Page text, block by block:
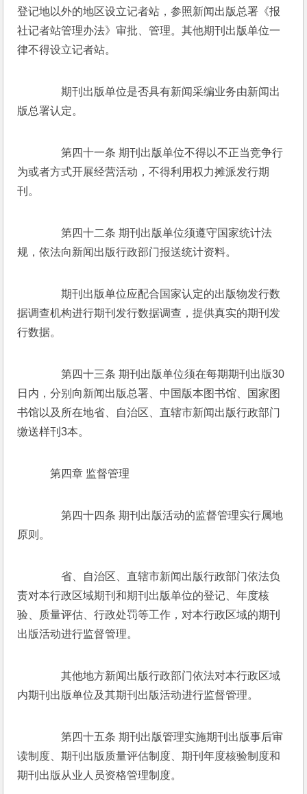
登记地以外的地区设立记者站，参照新闻出版总署《报
社记者站管理办法》审批、管理。其他期刊出版单位一
律不得设立记者站。
期刊出版单位是否具有新闻采编业务由新闻出
版总署认定。
第四十一条 期刊出版单位不得以不正当竞争行
为或者方式开展经营活动，不得利用权力摊派发行期
刊。
第四十二条 期刊出版单位须遵守国家统计法
规，依法向新闻出版行政部门报送统计资料。
期刊出版单位应配合国家认定的出版物发行数
据调查机构进行期刊发行数据调查，提供真实的期刊发
行数据。
第四十三条 期刊出版单位须在每期期刊出版30
日内，分别向新闻出版总署、中国版本图书馆、国家图
书馆以及所在地省、自治区、直辖市新闻出版行政部门
缴送样刊3本。
第四章 监督管理
第四十四条 期刊出版活动的监督管理实行属地
原则。
省、自治区、直辖市新闻出版行政部门依法负
责对本行政区域期刊和期刊出版单位的登记、年度核
验、质量评估、行政处罚等工作，对本行政区域的期刊
出版活动进行监督管理。
其他地方新闻出版行政部门依法对本行政区域
内期刊出版单位及其期刊出版活动进行监督管理。
第四十五条 期刊出版管理实施期刊出版事后审
读制度、期刊出版质量评估制度、期刊年度核验制度和
期刊出版从业人员资格管理制度。